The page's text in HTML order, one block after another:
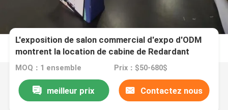
L'exposition de salon commercial d'expo d'ODM
montrent la location de cabine de Redardant
10x20 du cadre 3x3
MOQ：1 ensemble Prix：$50-680$
meilleur prix Contactez nous